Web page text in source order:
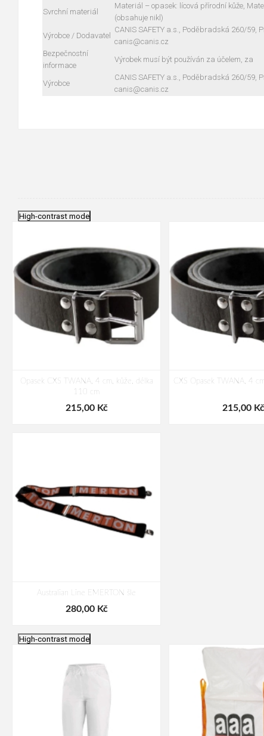
Svrchní materiál
Materiál – opasek: lícová přírodní kůže,
(obsahuje nikl)
Výrobce / Dodavatel
CANIS SAFETY a.s., Poděbradská 260/59,
canis@canis.cz
Bezpečnostní
informace
Výrobek musí být používán za účelem, za
Výrobce
CANIS SAFETY a.s., Poděbradská 260/59,
canis@canis.cz
High-contrast mode
Opasek CXS TWANA, 4 cm, kůže, délka
110 cm
215,00 Kč
CXS Opasek TWANA, 4
215,00 Kč
Australian Line EMERTON šle
280,00 Kč
High-contrast mode